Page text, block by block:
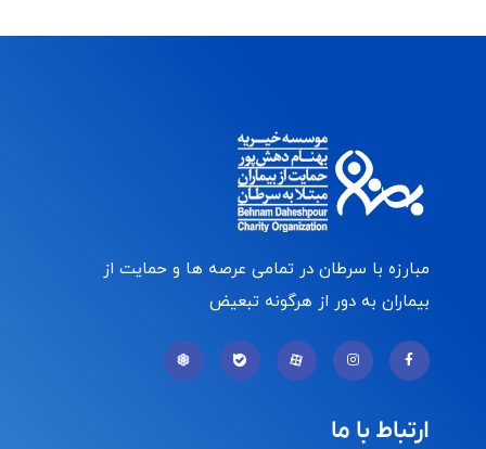
مبارزه با سرطان در تمامی عرصه ها و حمایت از
بیماران به دور از هرگونه تبعیض
ارتباط با ما